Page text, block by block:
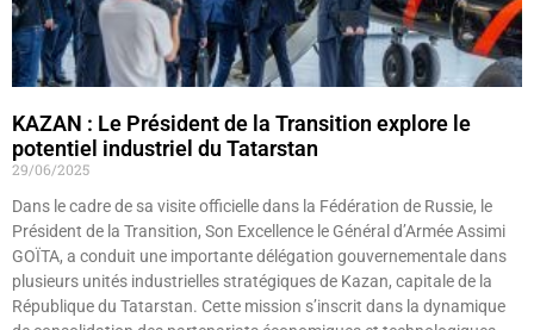
KAZAN : Le Président de la Transition explore le
potentiel industriel du Tatarstan
29/06/2025
Dans le cadre de sa visite officielle dans la Fédération de Russie, le
Président de la Transition, Son Excellence le Général d’Armée Assimi
GOÏTA, a conduit une importante délégation gouvernementale dans
plusieurs unités industrielles stratégiques de Kazan, capitale de la
République du Tatarstan. Cette mission s’inscrit dans la dynamique